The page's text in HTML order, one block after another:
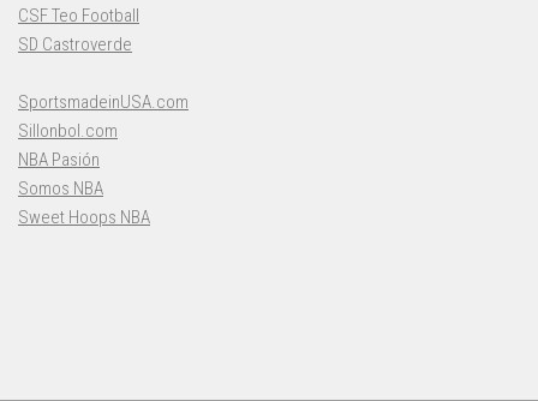
CSF Teo Football
SD Castroverde
SportsmadeinUSA.com
Sillonbol.com
NBA Pasión
Somos NBA
Sweet Hoops NBA